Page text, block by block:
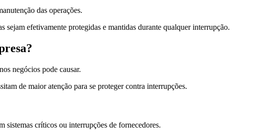
das operações.
sejam efetivamente protegidas e mantidas durante qualquer interrupção.
negócios pode causar.
de maior atenção para se proteger contra interrupções.
sistemas críticos ou interrupções de fornecedores.